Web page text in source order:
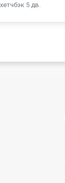
хетчбэк 5 дв.